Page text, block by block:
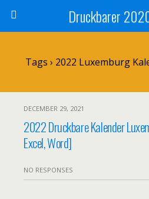
Druckbarer
Tags › 2022 Luxemburg
DECEMBER 29, 2021
2022 Druckbare Kalender
Excel, Word]
NO RESPONSES